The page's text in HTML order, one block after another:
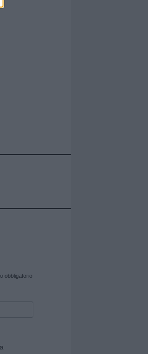
obbligatorio